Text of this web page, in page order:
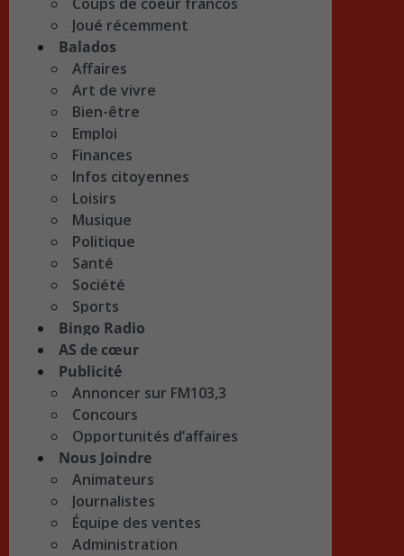
Joué récemment
Balados
Affaires
Art de vivre
Bien-être
Emploi
Finances
Infos citoyennes
Loisirs
Musique
Politique
Santé
Société
Sports
Bingo Radio
AS de cœur
Publicité
Annoncer sur FM103,3
Concours
Opportunités d’affaires
Nous Joindre
Animateurs
Journalistes
Équipe des ventes
Administration